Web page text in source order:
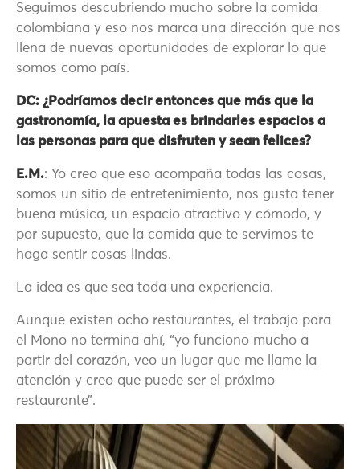
Seguimos descubriendo mucho sobre la comida
colombiana y eso nos marca una dirección que nos
llena de nuevas oportunidades de explorar lo que
somos como país.
DC: ¿Podríamos decir entonces que más que la
gastronomía, la apuesta es brindarles espacios a
las personas para que disfruten y sean felices?
E.M.: Yo creo que eso acompaña todas las cosas,
somos un sitio de entretenimiento, nos gusta tener
buena música, un espacio atractivo y cómodo, y
por supuesto, que la comida que te servimos te
haga sentir cosas lindas.
La idea es que sea toda una experiencia.
Aunque existen ocho restaurantes, el trabajo para
el Mono no termina ahí, “yo funciono mucho a
partir del corazón, veo un lugar que me llame la
atención y creo que puede ser el próximo
restaurante”.